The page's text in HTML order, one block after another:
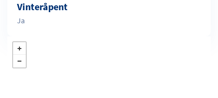
Vinteråpent
Ja